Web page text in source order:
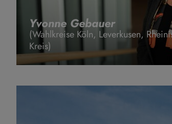
Yvonne Gebauer
(Wahlkreise Köln, Leverkusen,
Kreis)